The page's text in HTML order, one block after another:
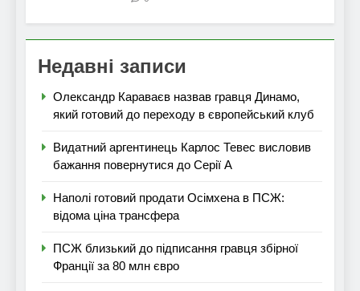
Недавні записи
Олександр Караваєв назвав гравця Динамо,
який готовий до переходу в європейський клуб
Видатний аргентинець Карлос Тевес висловив
бажання повернутися до Серії А
Наполі готовий продати Осімхена в ПСЖ:
відома ціна трансфера
ПСЖ близький до підписання гравця збірної
Франції за 80 млн євро